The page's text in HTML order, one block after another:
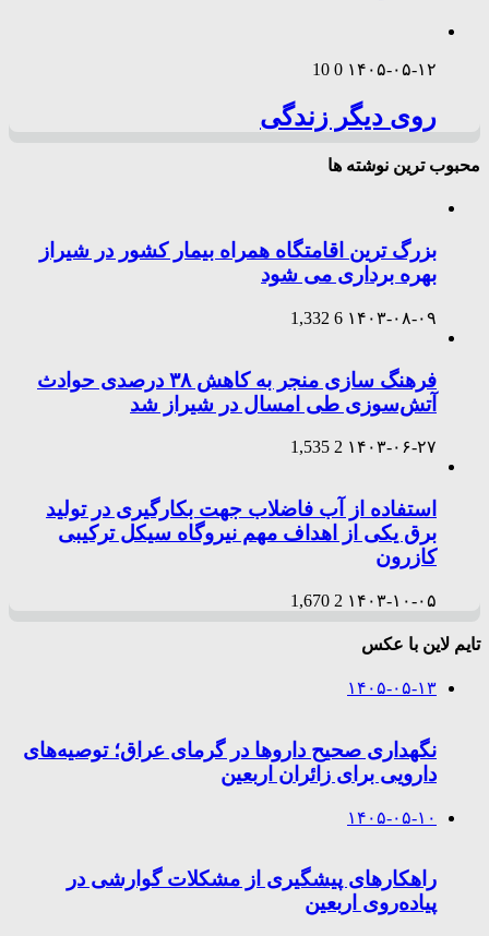
۱۴۰۵-۰۵-۱۲ 0
10
روی دیگر زندگی
محبوب ترین نوشته ها
بزرگ ترین اقامتگاه همراه بیمار کشور در شیراز
بهره برداری می شود
۱۴۰۳-۰۸-۰۹ 6
1,332
فرهنگ سازی منجر به کاهش ۳۸ درصدی حوادث
آتش‌سوزی طی امسال در شیراز شد
۱۴۰۳-۰۶-۲۷ 2
1,535
استفاده از آب فاضلاب جهت بکارگیری در تولید
برق یکی از اهداف مهم نیروگاه سیکل ترکیبی
کازرون
۱۴۰۳-۱۰-۰۵ 2
1,670
تایم لاین با عکس
۱۴۰۵-۰۵-۱۳
نگهداری صحیح داروها در گرمای عراق؛ توصیه‌های
دارویی برای زائران اربعین
۱۴۰۵-۰۵-۱۰
راهکارهای پیشگیری از مشکلات گوارشی در
پیاده‌روی اربعین